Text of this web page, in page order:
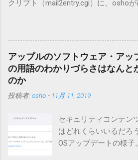
クリプト（mail2entry.cgi）に、oshoが
ーも出来ます。 バージョン0.5.3以降
っています。0.5.2まではMT2.661で確
降もたぶん動くと思います。 現在のバ
（2004/12/4リリース）※0.6.3を公開
点が多いため、こちらにはリンクして
る方は0.5.3を、新版の機能が必要な方
い。 こちら からどうぞ。 0.3.6までの
版へのアップデートを強くお勧めして
ダウンロードするにはここをクリッ
（Windowsから解凍したフォルダを見
アップルのソフトウェア・アッ
の用語のわかりづらさはなんと
のか
投稿者: osho - 11月 11, 2019
セキュリティコンテン
はどれくらいいるだろ
OSアップデートの様子